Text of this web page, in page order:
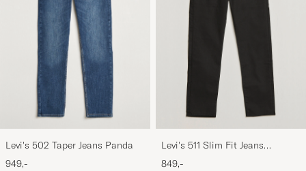
Levi's 502 Taper Jeans Panda
949,-
Levi's 511 Slim Fit Jeans
Nightshine
849,-